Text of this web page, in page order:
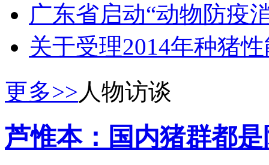
广东省启动“动物防疫
关于受理2014年种猪
更多>>人物访谈
芦惟本：国内猪群都